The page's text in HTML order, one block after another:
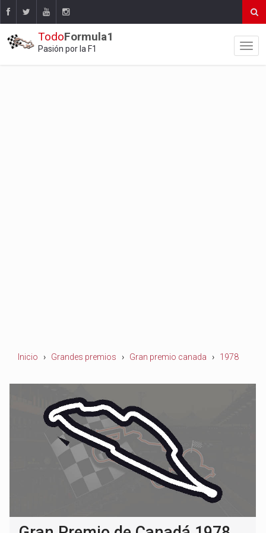
TodoFormula1
Pasión por la F1
Inicio Grandes premios Gran premio canada 1978